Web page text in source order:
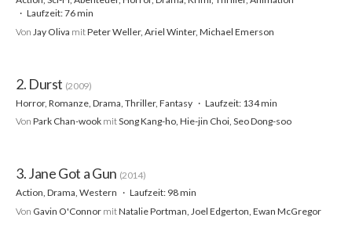
Laufzeit: 76 min
Von Jay Oliva mitPeter Weller, Ariel Winter, Michael Emerson
2. Durst (2009)
Horror, Romanze, Drama, Thriller, Fantasy
Laufzeit: 134 min
Von Park Chan-wook mitSong Kang-ho, Hie-jin Choi, Seo Dong-soo
3. Jane Got a Gun (2014)
Action, Drama, Western
Laufzeit: 98 min
Von Gavin O'Connor mitNatalie Portman, Joel Edgerton, Ewan McGregor